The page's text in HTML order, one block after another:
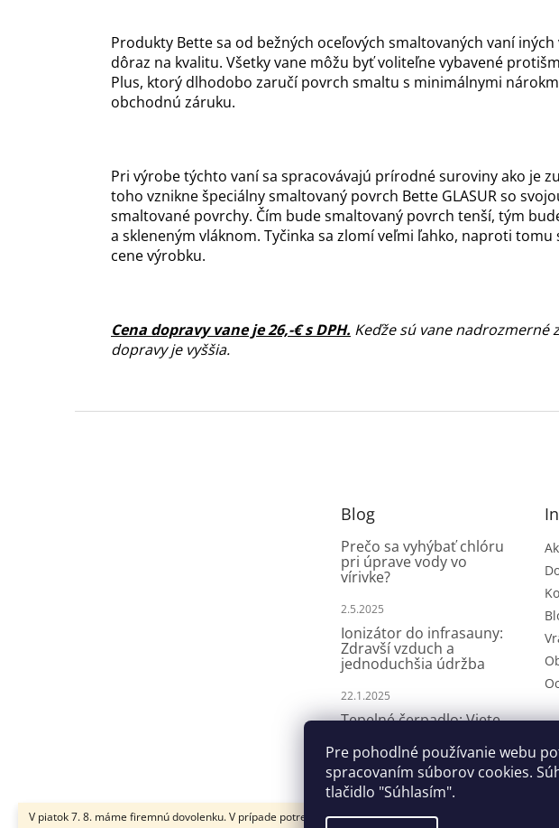
Pre pohodlné používanie webu
spracovaním súborov cookies.
tlačidlo "Súhlasím".
V piatok 7. 8. máme firemnú dovolenku. V prípade potreby nám napíšte na
Produkty Bette sa od bežných oceľových smaltovaných vaní
dôraz na kvalitu. Všetky vane môžu byť voliteľne vybavené
Plus, ktorý dlhodobo zaručí povrch smaltu s minimálnymi
obchodnú záruku.
Pri výrobe týchto vaní sa spracovávajú prírodné suroviny ako je
toho vznikne špeciálny smaltovaný povrch Bette GLASUR so
smaltované povrchy. Čím bude smaltovaný povrch tenší, tým
a skleneným vláknom. Tyčinka sa zlomí veľmi ľahko, naproti
cene výrobku.
Cena dopravy vane je 26,-€ s DPH. Keďže sú vane nadrozmerné
dopravy je vyššia.
Blog
Prečo sa vyhýbať chlóru
pri úprave vody vo
vírivke?
2.5.2025
Ionizátor do infrasauny:
Zdravší vzduch a
jednoduchšia údržba
22.1.2025
Tepelné čerpadlo: Viete,
fungujú?
8.4.2024